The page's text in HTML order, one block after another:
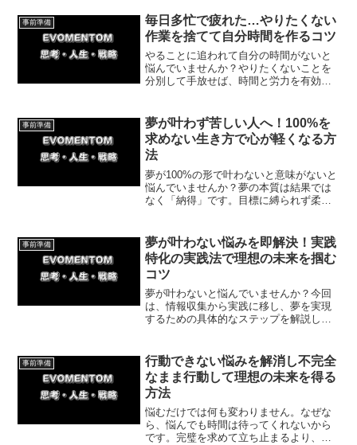
事前準備
毎日多忙で疲れた…やりたくない
作業を捨てて自分時間を作るコツ
やることに追われて自分の時間がないと
悩んでいませんか？やりたくないことを
分別して手放せば、時間と労力を有効利
ための具体策と体験談を解説。自分らし
い時間を取り戻しましょう！
事前準備
夢が叶わず苦しい人へ！100%を
求めない生き方で心が軽くなる方
法
夢が100%の形で叶わないと意味がないと
悩んでいませんか？夢の本質は結果では
なく「納得」です。目標に縛られず柔軟
から心を軽くして自分らしく進む方法を
解説します。
事前準備
夢が叶わない悩みを即解決！実践
特化の実践法で理想の未来を掴む
コツ
夢が叶わないと悩んでいませんか？今回
は、情報収集から実践に移し、夢を実現
するための具体的なステップを解説しま
授。今日から行動を変え、理想の未来を
手に入れましょう！
事前準備
行動できない悩みを解消し不完全
なまま行動して理想の未来を得る
方法
悩むだけでは何も変わりません。なぜな
ら、悩んでも時間は待ってくれないから
です。完璧を求めて立ち止まるより、不